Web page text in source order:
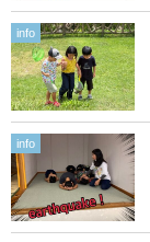
info
info